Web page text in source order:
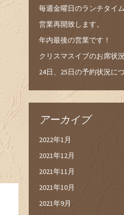
毎週金曜日のランチタイ
営業再開致します。
年内最後の営業です！
クリスマスイブのお席状
24日、25日の予約状況に
アーカイブ
2022年1月
2021年12月
2021年11月
2021年10月
2021年9月